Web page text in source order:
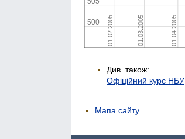
Див. також:
Офіційний курс НБУ
Мапа сайту